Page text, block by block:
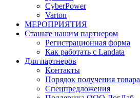
CyberPower
Varton
МЕРОПРИЯТИЯ
Станьте нашим партнером
Регистрационная форма
Как работать с Landata
Для партнеров
Кoнтaкты
Порядок получения товара
Спецпредложения